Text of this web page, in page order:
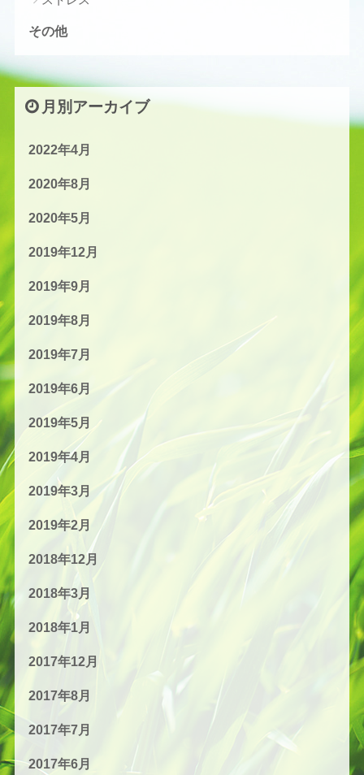
その他
月別アーカイブ
2022年4月
2020年8月
2020年5月
2019年12月
2019年9月
2019年8月
2019年7月
2019年6月
2019年5月
2019年4月
2019年3月
2019年2月
2018年12月
2018年3月
2018年1月
2017年12月
2017年8月
2017年7月
2017年6月